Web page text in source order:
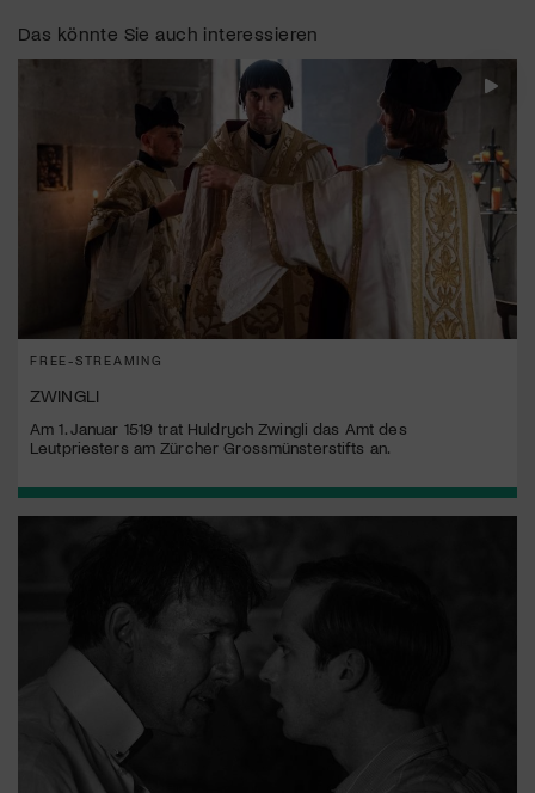
Das könnte Sie auch interessieren
FREE-STREAMING
ZWINGLI
Am 1. Januar 1519 trat Huldrych Zwingli das Amt des
Leutpriesters am Zürcher Grossmünsterstifts an.